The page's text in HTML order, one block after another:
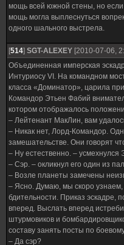
мощь всей южной стены, но
мощь могла выплеснуться
одного шального выстрела.
[514] SGT-ALEXEY [2010-07-06,
Объединенная имперская
Интуриосу VI. На командном
класса «Доминатор», царила
Командор Этьен Фабий
котором отображалось
– Лейтенант МакЛин, вам
– Никак нет, Лорд-Командор.
замешательстве. Они говорят
– Ну естественно. – усмехнулся
– Сэр. – окликнул его один из
– Возле планеты замечены
– Ясно. Думаю, мы скоро узнаем,
бдительности. Приказ эскадре,
вперед. Выслать вперед
штурмовиков и
составу занять посты по
– Да сэр?